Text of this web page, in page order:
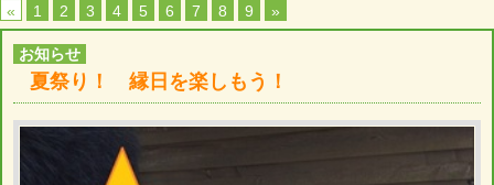
«
1 2 3 4 5 6 7 8 9 »
お知らせ
夏祭り！ 縁日を楽しもう！